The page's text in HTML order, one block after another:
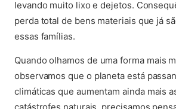
levando muito lixo e dejetos.
perda total de bens materiais que já
essas famílias.
Quando olhamos de uma forma mais
observamos que o planeta está
climáticas que aumentam ainda mais